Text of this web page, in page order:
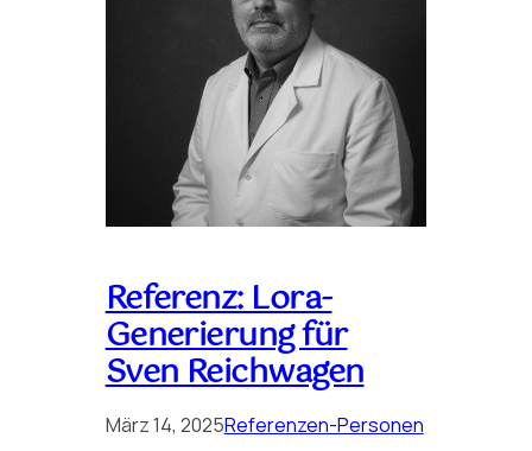
Referenz: Lora-
Generierung für
Sven Reichwagen
März 14, 2025Referenzen-Personen